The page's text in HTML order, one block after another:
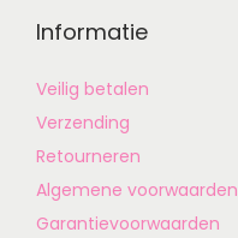
Informatie
Veilig betalen
Verzending
Retourneren
Algemene voorwaarden
Garantievoorwaarden